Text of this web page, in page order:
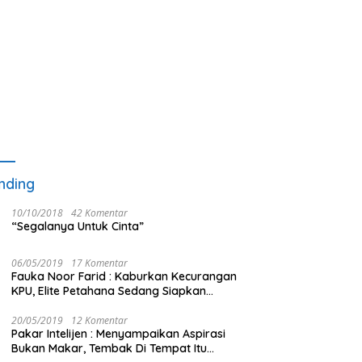
10/10/2018 42 Komentar
“Segalanya Untuk Cinta”
06/05/2019 17 Komentar
Fauka Noor Farid : Kaburkan Kecurangan
KPU, Elite Petahana Sedang Siapkan
20/05/2019 12 Komentar
Pakar Intelijen : Menyampaikan Aspirasi
Bukan Makar, Tembak Di Tempat Itu